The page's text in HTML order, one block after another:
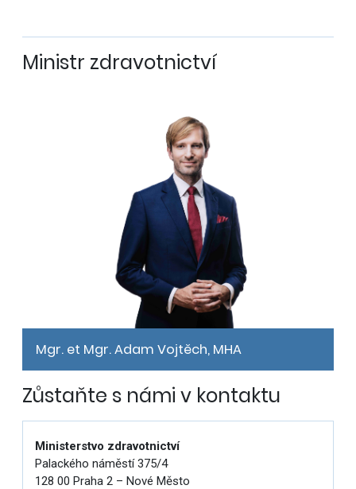
Ministr zdravotnictví
Mgr. et Mgr. Adam Vojtěch, MHA
Zůstaňte s námi v kontaktu
Ministerstvo zdravotnictví
Palackého náměstí 375/4
128 00 Praha 2 – Nové Město